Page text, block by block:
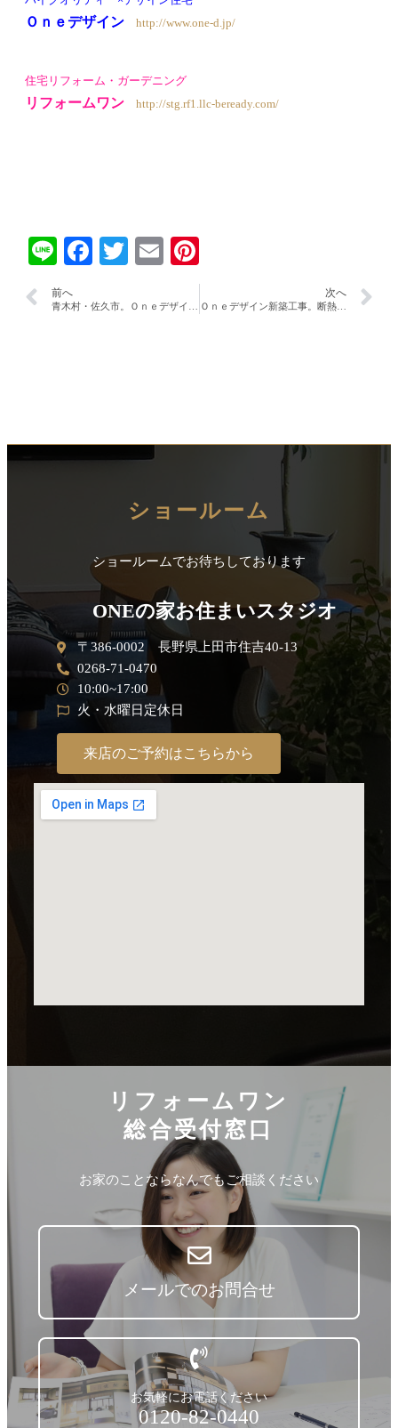
Ｏｎｅデザイン http://www.one-d.jp/
住宅リフォーム・ガーデニング
リフォームワン http://stg.rf1.llc-beready.com/
LineFacebook
TwitterEmail
前へ 次へ
Ｏｎｅデザイン新築工事。断熱工事編！！
ショールーム
ショールームでお待ちしております
ONEの家お住まいスタジオ
〒386-0002 長野県上田市住吉40-13
0268-71-0470
10:00~17:00
火・水曜日定休日
来店のご予約はこちらから
リフォームワン
総合受付窓口
お家のことならなんでもご相談ください
メールでのお問合せ
お気軽にお電話ください
0120-82-0440